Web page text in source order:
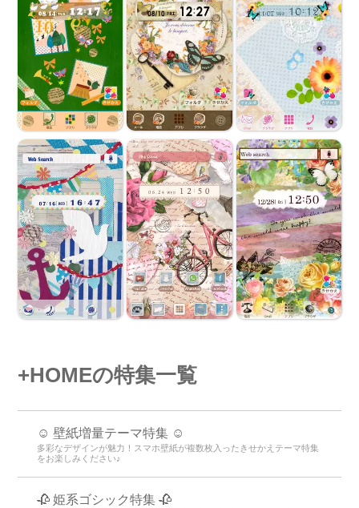
+HOMEの特集一覧
☺️ 壁紙増量テーマ特集 ☺️
多彩なデザインが魅力！スマホ壁紙が複数枚入ったきせかえテーマ特集
をお楽しみください♪
🥀 姫系ゴシック特集 🥀